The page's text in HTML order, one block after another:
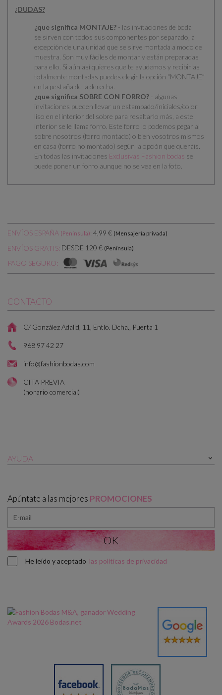
¿DUDAS?
¿que significa MONTAJE? - las invitaciones de boda
se sirven con todos sus componentes por separado , a
excepción de una unidad que se sirve montada a modo de
muestra. Son muy fáciles de montar y están preparadas
para ello. Si aún así quieres que te ayudemos y recibirlas
totalmente montadas puedes elegir la opción “MONTAJE”
en la pestaña de la derecha.
¿que significa SOBRE CON FORRO? - algunas
invitaciones pueden llevar un estampado/iniciales/color
liso en el interior del sobre para resaltarlo más, a este
interior se le llama forro. Este forro lo podemos pegar al
sobre nosotros (forro montado) o bien vosotros mismos
en casa (forro no montado) según la opción que queráis.
En todas las invitaciones Exclusivas Fashion bodas se
puede poner un forro aunque no se vea en la foto.
ENVÍOS ESPAÑA (Península): 4,99 € (Mensajería privada)
ENVÍOS GRATIS: DESDE 120 € (Península)
PAGO SEGURO:
CONTACTO
C/ González Adalid, 11, Entlo. Dcha., Puerta 1
968 97 42 27
info@fashionbodas.com
CITA PREVIA
(horario comercial)
AYUDA 
Apúntate a las mejores PROMOCIONES
He leído y aceptado las políticas de privacidad